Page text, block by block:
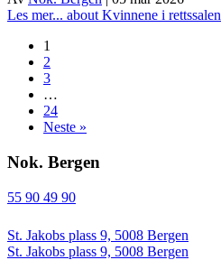
Les mer... about Kvinnene i rettssalen
1
2
3
…
24
Neste »
Nok. Bergen
55 90 49 90
St. Jakobs plass 9, 5008 Bergen
St. Jakobs plass 9, 5008 Bergen